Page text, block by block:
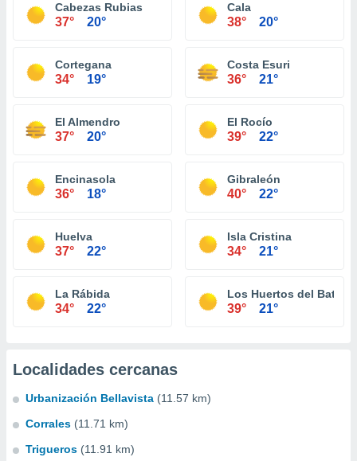
Cabezas Rubias
37° 20°
Cala
38° 20°
Cortegana
34° 19°
Costa Esuri
36° 21°
El Almendro
37° 20°
El Rocío
39° 22°
Encinasola
36° 18°
Gibraleón
40° 22°
Huelva
37° 22°
Isla Cristina
34° 21°
La Rábida
34° 22°
Los Huertos del Batán
39° 21°
Localidades cercanas
Urbanización Bellavista (11.57 km)
Corrales (11.71 km)
Trigueros (11.91 km)